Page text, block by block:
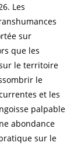
Les
sur
que les
le territoire
le
et les
palpable
abondance
sur le